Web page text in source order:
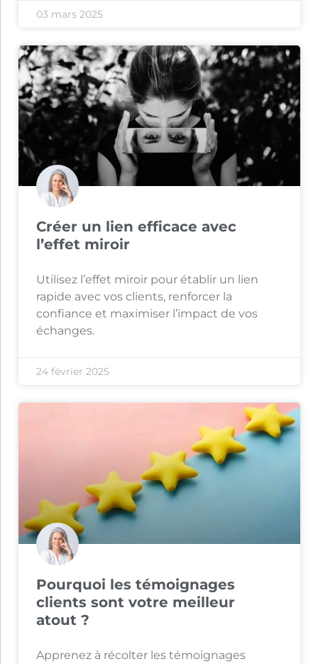
03 mars 2025
Créer un lien efficace avec
l’effet miroir
Utilisez l’effet miroir pour établir un lien
rapide avec vos clients, renforcer la
confiance et maximiser l’impact de vos
échanges.
24 février 2025
Pourquoi les témoignages
clients sont votre meilleur
atout ?
Apprenez à récolter les témoignages